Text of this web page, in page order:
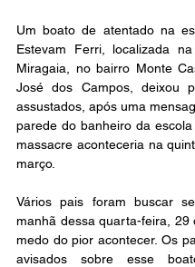
Um boato de atentado na
Estevam Ferri, localizada
Miragaia, no bairro Monte
José dos Campos, deixou
assustados, após uma
parede do banheiro da
massacre aconteceria na
março.
Vários pais foram buscar
manhã dessa quarta-feira, 29
medo do pior acontecer. Os
avisados sobre esse